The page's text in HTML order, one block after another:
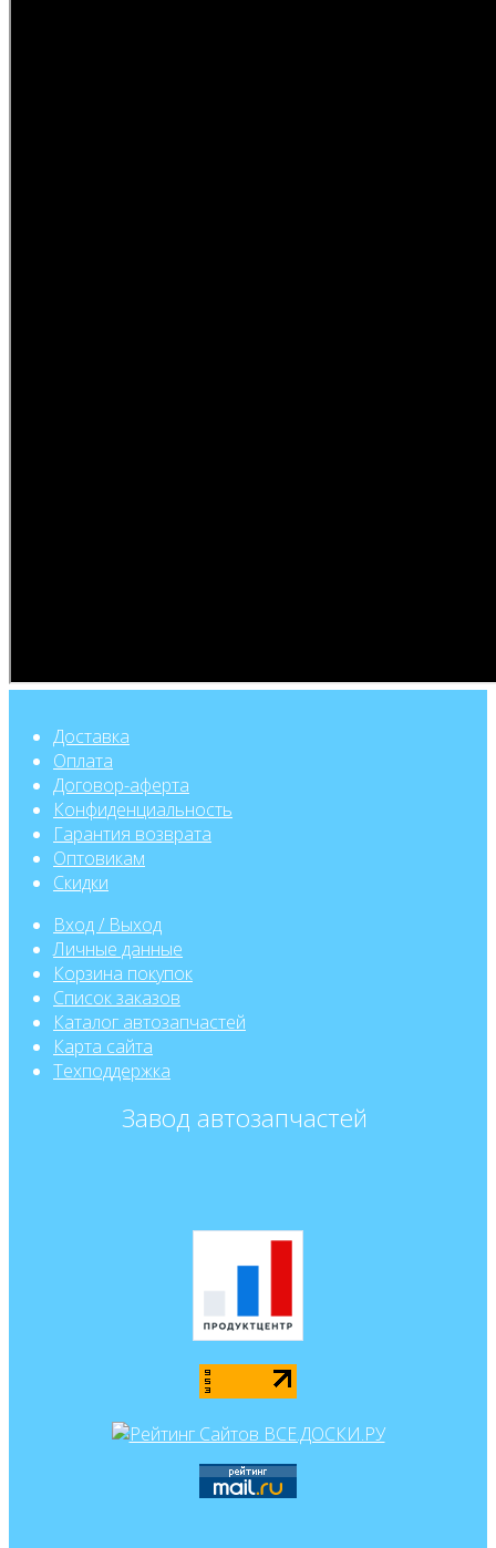
Доставка
Оплата
Договор-аферта
Конфиденциальность
Гарантия возврата
Оптовикам
Скидки
Вход / Выход
Личные данные
Корзина покупок
Список заказов
Каталог автозапчастей
Карта сайта
Техподдержка
Завод автозапчастей